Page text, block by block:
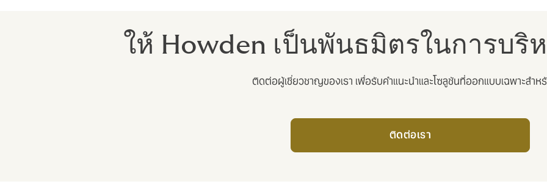
ให้ Howden เป็นพันธมิตรในการบริ
ติดต่อผู้เชี่ยวชาญของเรา เพื่อรับคำแนะนำและโซลูชันที่ออกแบบเฉพาะสำ
ติดต่อเรา